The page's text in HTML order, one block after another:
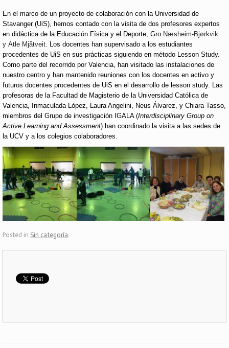
En el marco de un proyecto de colaboración con la Universidad de
Stavanger (UiS), hemos contado con la visita de dos profesores expertos
en didáctica de la Educación Física y el Deporte, Gro Næsheim-Bjørkvik
y Atle Mjåtveit. Los docentes han supervisado a los estudiantes
procedentes de UiS en sus prácticas siguiendo en método Lesson Study.
Como parte del recorrido por Valencia, han visitado las instalaciones de
nuestro centro y han mantenido reuniones con los docentes en activo y
futuros docentes procedentes de UiS en el desarrollo de lesson study. Las
profesoras de la Facultad de Magisterio de la Universidad Católica de
Valencia, Inmaculada López, Laura Angelini, Neus Álvarez, y Chiara Tasso,
miembros del Grupo de investigación IGALA (Interdisciplinary Group on
Active Learning and Assessment) han coordinado la visita a las sedes de
la UCV y a los colegios colaboradores.
Posted in Sin categoría.